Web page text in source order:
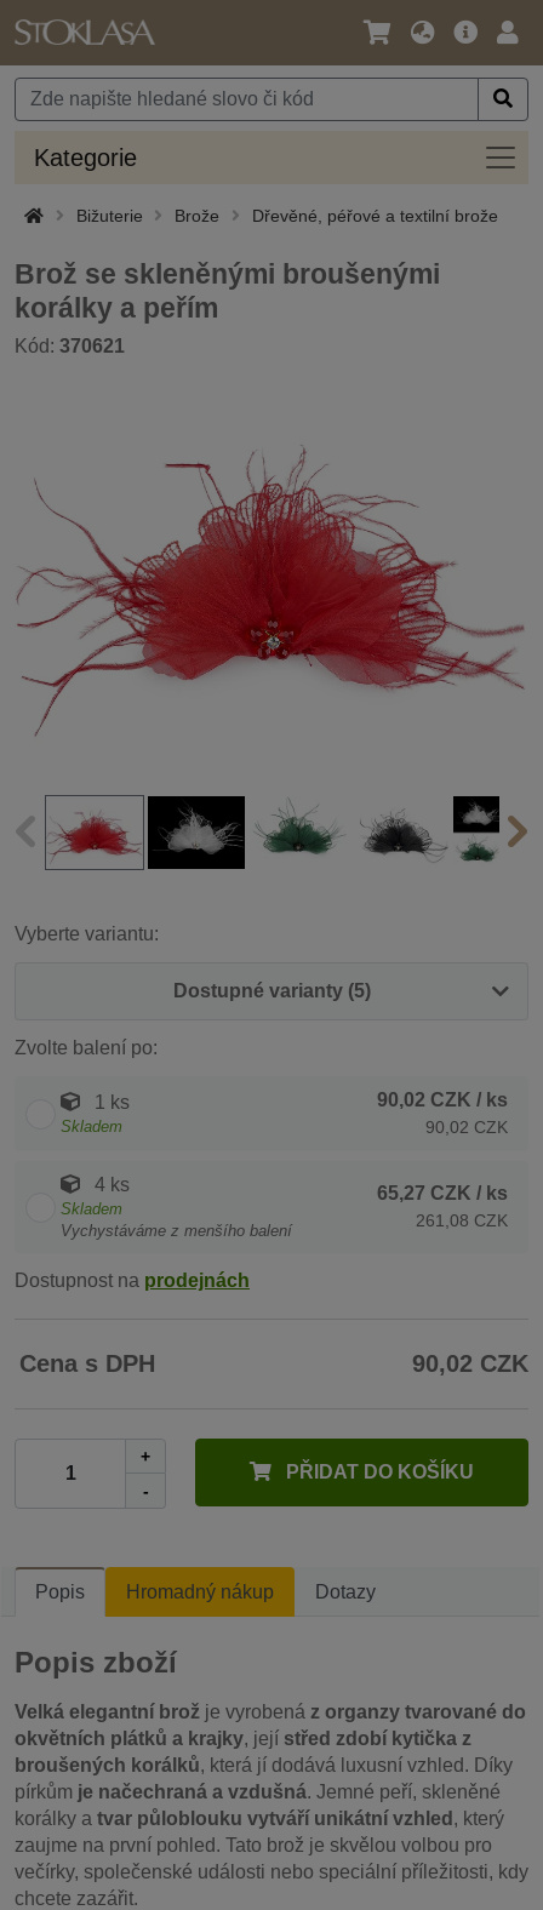
Jazyk
Měna
Hlavní
Kategorie
Bižuterie Brože Dřevěné, péřové a textilní brože
Brož se skleněnými broušenými
korálky a peřím
Kód: 370621
Vyberte variantu:
Dostupné varianty (5)
Zvolte balení po:
1 ks
Skladem
90,02 CZK / ks
90,02 CZK
4 ks
Skladem
Vychystáváme z menšího balení
65,27 CZK / ks
261,08 CZK
Dostupnost na prodejnách
Cena s DPH 90,02 CZK
+
-
PŘIDAT DO KOŠÍKU
Popis Hromadný nákup Dotazy
Popis zboží
Velká elegantní brož je vyrobená z organzy tvarované do
okvětních plátků a krajky, její střed zdobí kytička z
broušených korálků, která jí dodává luxusní vzhled. Díky
pírkům je načechraná a vzdušná. Jemné peří, skleněné
korálky a tvar půloblouku vytváří unikátní vzhled , který
zaujme na první pohled. Tato brož je skvělou volbou pro
večírky, společenské události nebo speciální příležitosti, kdy
chcete zazářit.